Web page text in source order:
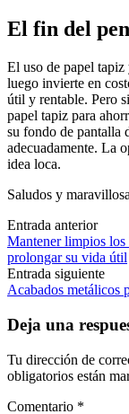
El fin del
El uso de papel
luego invierte en
útil y rentable. Pero
papel tapiz para
su fondo de pantalla
adecuadamente. La
idea loca.
Saludos y
Navegación
de
las
entradas
Entrada anterior
Mantener limpios
prolongar su vida útil
Entrada siguiente
Acabados metálicos
Deja una
Tu dirección de
obligatorios están
Comentario *